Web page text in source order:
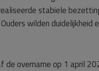
stabiele
wilden duidelijkheid
de overname op 1 april